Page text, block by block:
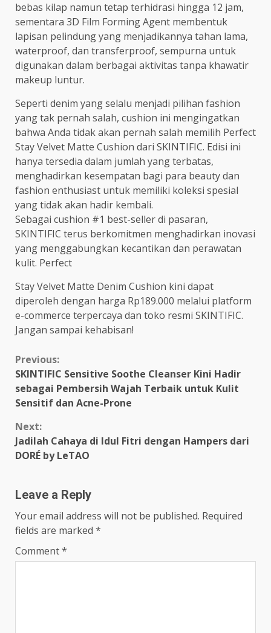
bebas kilap namun tetap terhidrasi hingga 12 jam,
sementara 3D Film Forming Agent membentuk
lapisan pelindung yang menjadikannya tahan lama,
waterproof, dan transferproof, sempurna untuk
digunakan dalam berbagai aktivitas tanpa khawatir
makeup luntur.
Seperti denim yang selalu menjadi pilihan fashion
yang tak pernah salah, cushion ini mengingatkan
bahwa Anda tidak akan pernah salah memilih Perfect
Stay Velvet Matte Cushion dari SKINTIFIC. Edisi ini
hanya tersedia dalam jumlah yang terbatas,
menghadirkan kesempatan bagi para beauty dan
fashion enthusiast untuk memiliki koleksi spesial
yang tidak akan hadir kembali.
Sebagai cushion #1 best-seller di pasaran,
SKINTIFIC terus berkomitmen menghadirkan inovasi
yang menggabungkan kecantikan dan perawatan
kulit. Perfect
Stay Velvet Matte Denim Cushion kini dapat
diperoleh dengan harga Rp189.000 melalui platform
e-commerce terpercaya dan toko resmi SKINTIFIC.
Jangan sampai kehabisan!
Continue
Reading
Previous:
SKINTIFIC Sensitive Soothe Cleanser Kini Hadir
sebagai Pembersih Wajah Terbaik untuk Kulit
Sensitif dan Acne-Prone
Next:
Jadilah Cahaya di Idul Fitri dengan Hampers dari
DORÉ by LeTAO
Leave a Reply
Your email address will not be published. Required
fields are marked *
Comment*